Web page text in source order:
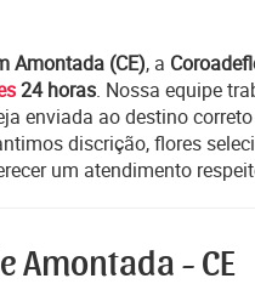
Amontada (CE), a
24 horas. Nossa equipe
enviada ao destino
discrição, flores
um atendimento
Amontada - CE